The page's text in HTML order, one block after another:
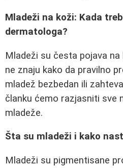
Mladeži na koži: Kada
dermatologa?
Mladeži su česta pojava
ne znaju kako da pravilno
mladež bezbedan ili
članku ćemo razjasniti sve
mladeže.
Šta su mladeži i kako
Mladeži su pigmentisane